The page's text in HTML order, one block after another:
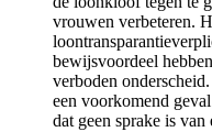
vrouwen verbeteren.
bewijsvoordeel
verboden
een voorkomend
dat geen sprake is